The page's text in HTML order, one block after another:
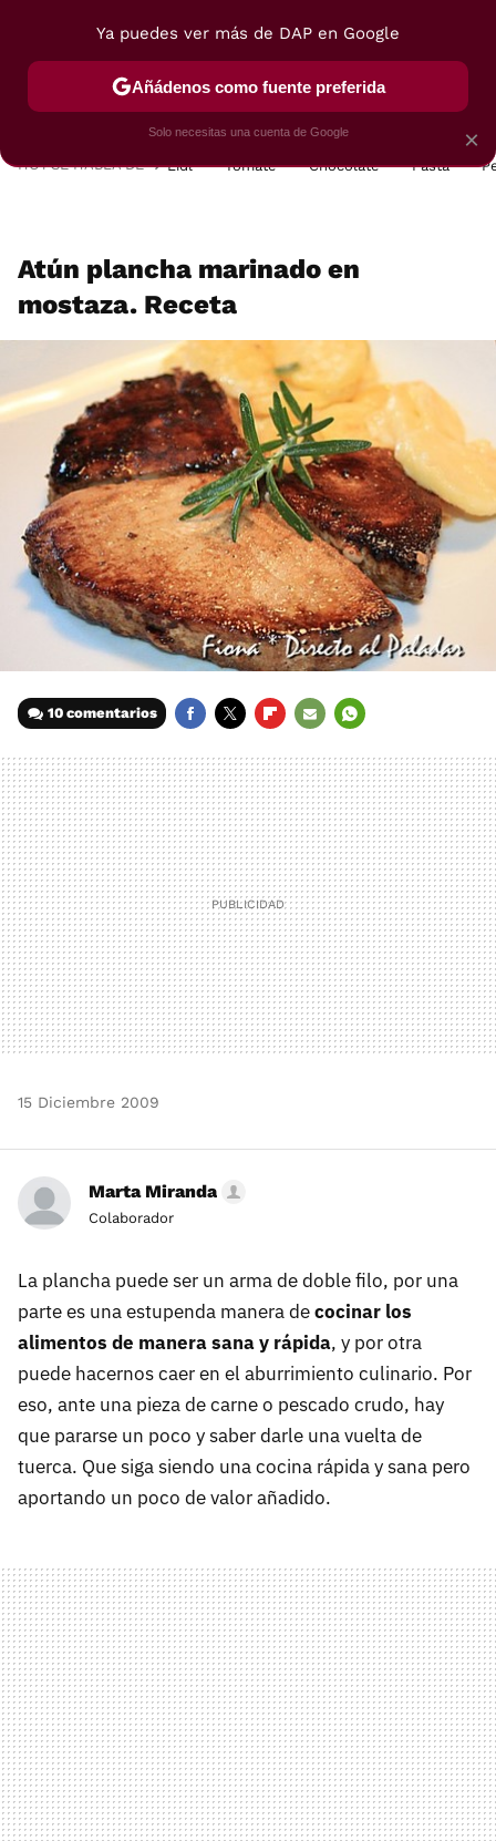
POSTRES VIAJES SELECCIÓN VEGUI
HOY SE HABLA DE Lidl Tomate Chocolate Pasta
Atún plancha marinado en
mostaza. Receta
10 comentarios
MAIL
15 Diciembre 2009
Marta Miranda
Colaborador
La plancha puede ser un arma de doble filo, por una
parte es una estupenda manera decocinar los
alimentos de manera sana y rápida, y por otra
puede hacernos caer en el aburrimiento culinario. Por
eso, ante una pieza de carne o pescado crudo, hay
que pararse un poco y saber darle una vuelta de
tuerca. Que siga siendo una cocina rápida y sana pero
aportando un poco de valor añadido.
×
Ya puedes ver más de DAP en Google
Añádenos como fuente preferida
Solo necesitas una cuenta de Google